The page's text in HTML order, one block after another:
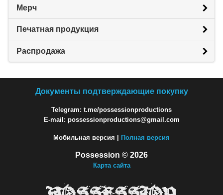
Мерч
Печатная продукция
Распродажа
Документы подтверждающие покупку
Telegram: t.me/possessionproductions
E-mail: possessionproductions@gmail.com
Мобильная версия | Полная версия
Possession © 2026
Карта сайта